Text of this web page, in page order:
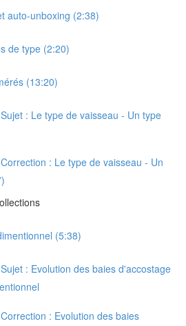
auto-unboxing (2:38)
de type (2:20)
(13:20)
: Le type de vaisseau - Un type
: Le type de vaisseau - Un
(5:38)
: Evolution des baies d'accostage
: Evolution des baies